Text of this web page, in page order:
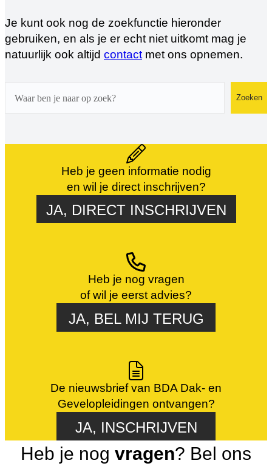
Je kunt ook nog de zoekfunctie hieronder
gebruiken, en als je er echt niet uitkomt mag je
natuurlijk ook altijd contact met ons opnemen.
Zoeken
Heb je geen informatie nodig
en wil je direct inschrijven?
JA, DIRECT INSCHRIJVEN
Heb je nog vragen
of wil je eerst advies?
JA, BEL MIJ TERUG
De nieuwsbrief van BDA Dak- en
Gevelopleidingen ontvangen?
JA, INSCHRIJVEN
Heb je nog vragen? Bel ons